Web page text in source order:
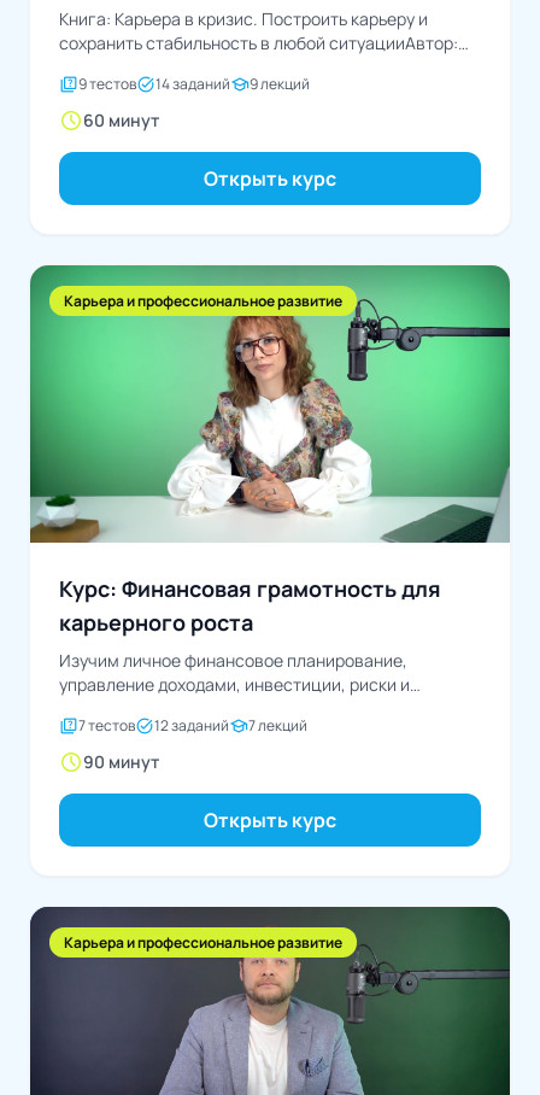
Книга: Карьера в кризис. Построить карьеру и
сохранить стабильность в любой ситуацииАвтор:
quiz9 тестовtask_alt14 заданийschool9 лекций
schedule60 минут
Открыть курс
Карьера и профессиональное развитие
Курс: Финансовая грамотность для
карьерного роста
Изучим личное финансовое планирование,
управление доходами, инвестиции, риски и
quiz7 тестовtask_alt12 заданийschool7 лекций
schedule90 минут
Открыть курс
Карьера и профессиональное развитие